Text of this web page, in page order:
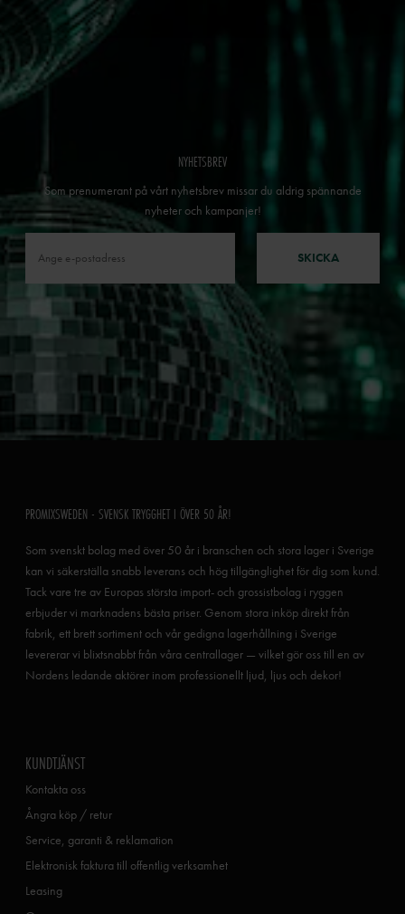
NYHETSBREV
Som prenumerant på vårt nyhetsbrev missar du aldrig spännande
nyheter och kampanjer!
SKICKA
PROMIXSWEDEN - SVENSK TRYGGHET I ÖVER 50 ÅR!
Som svenskt bolag med över 50 år i branschen och stora lager i Sverige
kan vi säkerställa snabb leverans och hög tillgänglighet för dig som kund.
Tack vare tre av Europas största import- och grossistbolag i ryggen
erbjuder vi marknadens bästa priser. Genom stora inköp direkt från
fabrik, ett brett sortiment och vår gedigna lagerhållning i Sverige
levererar vi blixtsnabbt från våra centrallager — vilket gör oss till en av
Nordens ledande aktörer inom professionellt ljud, ljus och dekor!
KUNDTJÄNST
Kontakta oss
Ångra köp / retur
Service, garanti & reklamation
Elektronisk faktura till offentlig verksamhet
Leasing